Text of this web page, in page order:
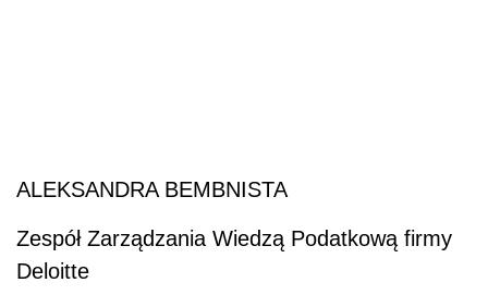
ALEKSANDRA BEMBNISTA
Zespół Zarządzania Wiedzą Podatkową firmy
Deloitte